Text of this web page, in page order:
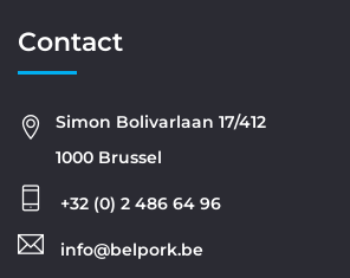
Contact
Simon Bolivarlaan 17/412
1000 Brussel
+32 (0) 2 486 64 96
info@belpork.be